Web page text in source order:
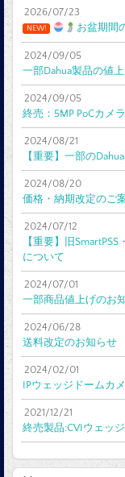
2026/07/23
NEW! お盆期間
2024/09/05
一部Dahua製品の値
2024/09/05
終売：5MP PoCカメ
2024/08/21
【重要】一部の
2024/08/20
価格・納期改定のご
2024/07/12
【重要】旧
について
2024/07/01
一部商品値上げのお
2024/06/28
送料改定のお知らせ
2024/02/01
IPウェッジドームカ
2021/12/21
終売製品:CVIウェッ